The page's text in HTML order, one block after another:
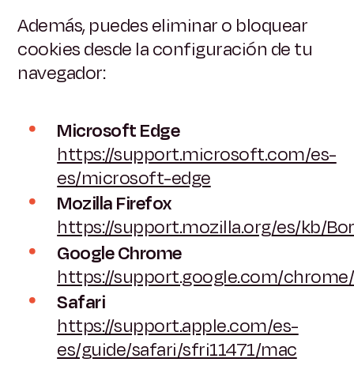
Además, puedes eliminar o bloquear
cookies desde la configuración de tu
navegador:
Microsoft Edge
https://support.microsoft.com/es-
es/microsoft-edge
Mozilla Firefox
https://support.mozilla.org/es/kb/
Google Chrome
https://support.google.com/
Safari
https://support.apple.com/es-
es/guide/safari/sfri11471/mac